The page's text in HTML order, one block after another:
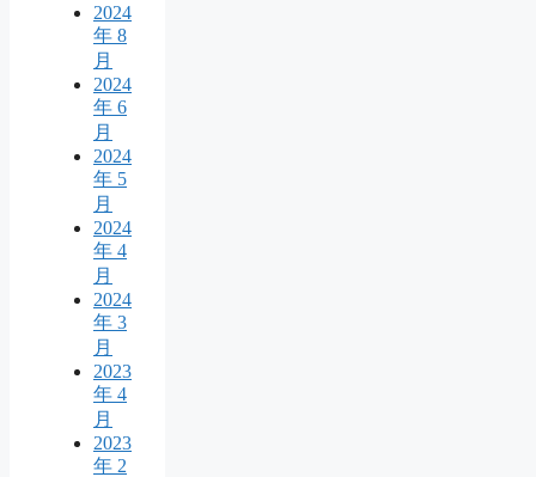
2024
年 8
月
2024
年 6
月
2024
年 5
月
2024
年 4
月
2024
年 3
月
2023
年 4
月
2023
年 2